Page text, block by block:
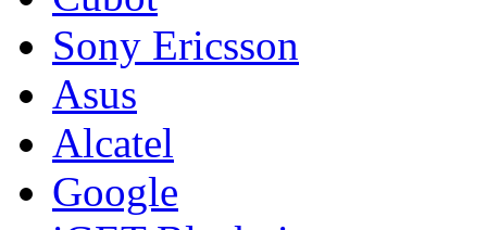
Sony Ericsson
Asus
Alcatel
Google